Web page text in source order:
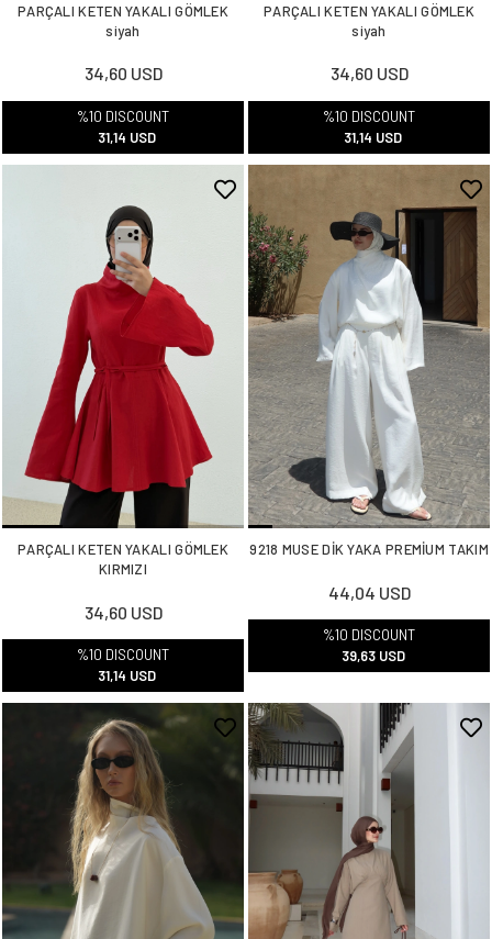
PARÇALI KETEN YAKALI GÖMLEK
siyah
34,60 USD
%10 DISCOUNT
31,14 USD
PARÇALI KETEN YAKALI GÖMLEK
siyah
34,60 USD
%10 DISCOUNT
31,14 USD
PARÇALI KETEN YAKALI GÖMLEK
KIRMIZI
34,60 USD
%10 DISCOUNT
31,14 USD
9218 MUSE DİK YAKA PREMİUM TAKIM
44,04 USD
%10 DISCOUNT
39,63 USD